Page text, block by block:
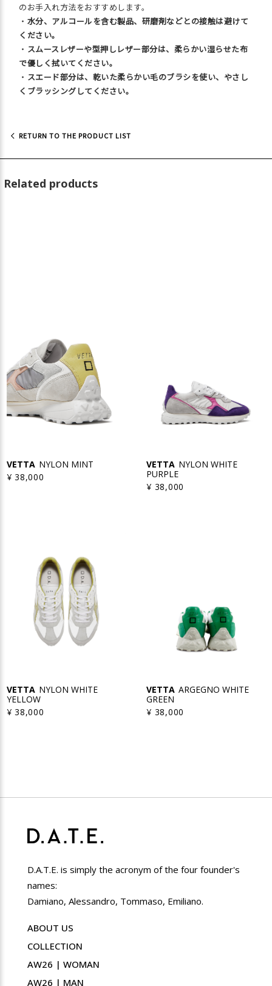
のお手入れ方法をおすすめします。
・ 水分、アルコールを含む製品、研磨剤などとの接触は避けて
ください。
・ スムースレザーや型押しレザー部分は、柔らかい湿らせた布
で優しく拭いてください。
・ スエード部分は、乾いた柔らかい毛のブラシを使い、やさし
くブラッシングしてください。
RETURN TO THE PRODUCT LIST
Related products
VETTA NYLON MINT
¥ 38,000
VETTA NYLON WHITE
PURPLE
¥ 38,000
VETTA NYLON WHITE
YELLOW
¥ 38,000
VETTA ARGEGNO WHITE
GREEN
¥ 38,000
D.A.T.E. is simply the acronym of the four founder's
names:
Damiano, Alessandro, Tommaso, Emiliano.
ABOUT US
COLLECTION
AW26 | WOMAN
AW26 | MAN